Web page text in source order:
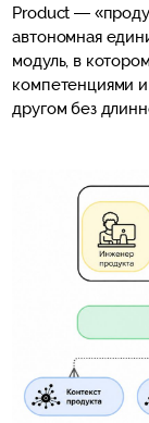
Product —
автономная
модуль, в
компетенциями и
другом без